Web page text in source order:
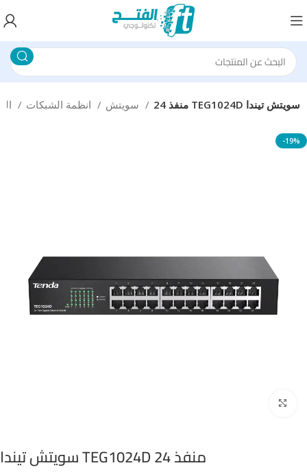
منفذ 24 TEG1024D سويتش تيندا
-19%
منفذ 24 TEG1024D سويتش تيندا